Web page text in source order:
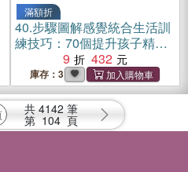
滿額折
40.步驟圖解感覺統合生活訓
練技巧：70個提升孩子精細
動作能力遊戲【新版】
9 432
庫存：3
共 4142 筆
第 104 頁